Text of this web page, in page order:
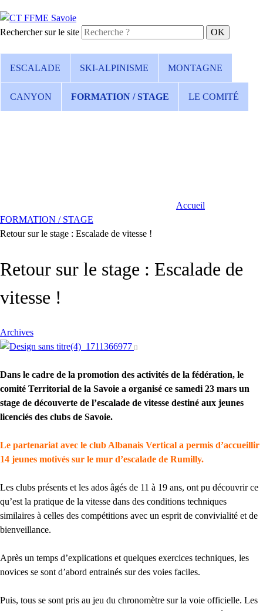
Rechercher sur le site
ESCALADE SKI-ALPINISME MONTAGNE
CANYON FORMATION / STAGE LE COMITÉ
Accueil
FORMATION / STAGE
Retour sur le stage : Escalade de vitesse !
Retour sur le stage : Escalade de
vitesse !
Archives
Dans le cadre de la promotion des activités de la fédération, le
comité Territorial de la Savoie a organisé ce samedi 23 mars un
stage de découverte de l’escalade de vitesse destiné aux jeunes
licenciés des clubs de Savoie.
Le partenariat avec le club Albanais Vertical a permis d’accueillir
14 jeunes motivés sur le mur d’escalade de Rumilly.
Les clubs présents et les ados âgés de 11 à 19 ans, ont pu découvrir ce
qu’est la pratique de la vitesse dans des conditions techniques
similaires à celles des compétitions avec un esprit de convivialité et de
bienveillance.
Après un temps d’explications et quelques exercices techniques, les
novices se sont d’abord entrainés sur des voies faciles.
Puis, tous se sont pris au jeu du chronomètre sur la voie officielle. Les